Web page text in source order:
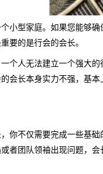
小型家庭。如果您能够
要的是行会的会长。
个人无法建立一个强大
会长本身实力不强，基
你不仅需要完成一些基
者团队领袖出现问题，